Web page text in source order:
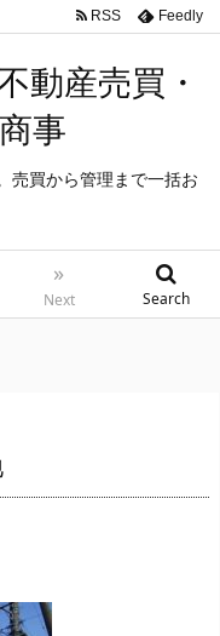
動産売買・
事
売買から管理まで一括お
»
Next Search
RSS Feedly